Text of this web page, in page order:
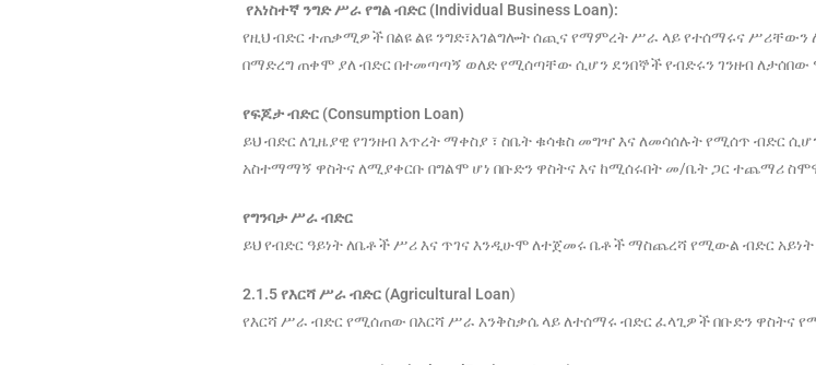
የአነስተኛ ንግድሥራየግልብድር (Individual Business Loan):
የዚህ ብድር ተጠቃሚዎች በልዩ ልዩ ንግድ፣አገልግሎት ሰጪና የማምረት ሥራ ላይ የተሰማሩና ሥሪቸውን
በማድረግ ጠቀሞ ያለ ብድር በተመጣጣኝ ወለድ የሚሰጣቸው ሲሆን ደንበኞች የብድሩን ገንዘብ ለታሰበው
የፍጆታብድር (Consumption Loan)
ይህ ብድር ለጊዜያዊ የገንዘብ እጥረት ማቀስያ ፣ ስቤት ቁሳቁስ መግዣ እና ለመሳሰሉት የሚሰጥ ብድር
አስተማማኝ ዋስትና ለሚያቀርቡ በግልሞ ሆነ በቡድን ዋስትና እና ከሚሰሩበት መ/ቤት ጋር ተጨማሪ
የግንባታሥራብድር
ይህ የብድር ዓይነት ለቤቶች ሥሪ እና ጥገና እንዲሁሞ ለተጀመሩ ቤቶች ማስጨረሻ የሚውል ብድር አይነት
2.1.5የእርሻሥራብድር (Agricultural Loan)
የእርሻ ሥራ ብድር የሚሰጠው በእርሻ ሥራ እንቅስቃሴ ላይ ለተሰማሩ ብድር ፈላጊዎች በቡድን ዋስትና